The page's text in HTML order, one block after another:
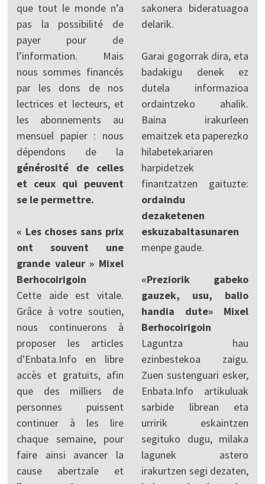
que tout le monde n’a
pas la possibilité de
payer pour de
l’information. Mais
nous sommes financés
par les dons de nos
lectrices et lecteurs, et
les abonnements au
mensuel papier : nous
dépendons de la
générosité de celles
et ceux qui peuvent
se le permettre.
« Les choses sans prix
ont souvent une
grande valeur » Mixel
Berhocoirigoin
Cette aide est vitale.
Grâce à votre soutien,
nous continuerons à
proposer les articles
d'Enbata.Info en libre
accès et gratuits, afin
que des milliers de
personnes puissent
continuer à les lire
chaque semaine, pour
faire ainsi avancer la
cause abertzale et
sakonera bideratuagoa
delarik.
Garai gogorrak dira, eta
badakigu denek ez
dutela informazioa
ordaintzeko ahalik.
Baina irakurleen
emaitzek eta paperezko
hilabetekariaren
harpidetzek
finantzatzen gaituzte:
ordaindu
dezaketenen
eskuzabaltasunaren
menpe gaude.
«Preziorik gabeko
gauzek, usu, balio
handia dute» Mixel
Berhocoirigoin
Laguntza hau
ezinbestekoa zaigu.
Zuen sustenguari esker,
Enbata.Info artikuluak
sarbide librean eta
urririk eskaintzen
segituko dugu, milaka
lagunek astero
irakurtzen segi dezaten,